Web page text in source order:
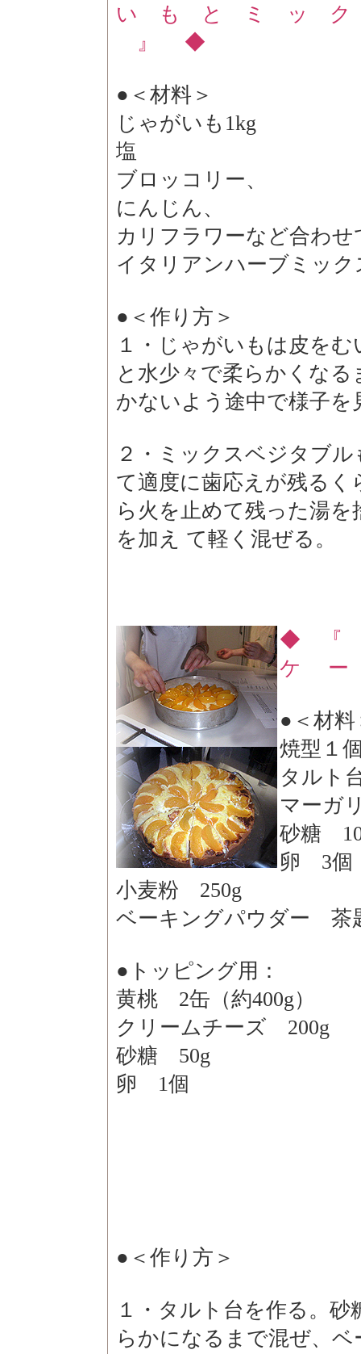
い も と ミ ッ
』 ◆
●＜材料＞
じゃがいも1kg
塩
ブロッコリー、
にんじん、
カリフラワーなど合わ
イタリアンハーブミッ
●＜作り方＞
１・じゃがいもは皮を
と水少々で柔らかくな
かないよう途中で様子を
２・ミックスベジタブ
て適度に歯応えが残る
ら火を止めて残った湯
を加え て軽く混ぜる。
◆ 『
ケ
● ＜材
焼型１
タルト
マーガ
砂糖
卵 3個
小麦粉 250g
ベーキングパウダー 茶
● トッピング用：
黄桃 2缶（約400g）
クリームチーズ 200g
砂糖 50g
卵 1個
● ＜作り方＞
１・タルト台を作る。
らかになるまで混ぜ、